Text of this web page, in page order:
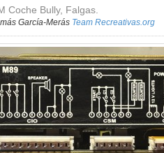
Coche Bully, Falgas.
García-Merás Team Recreativas.org